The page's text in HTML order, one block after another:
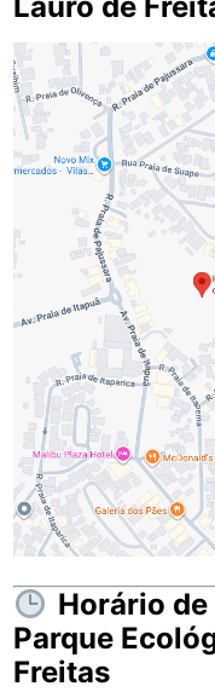
Horário
Parque
Freitas